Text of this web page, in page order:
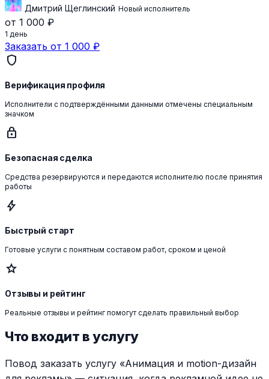
Дмитрий Щеглинский Новый исполнитель
от 1 000 ₽
1 день
Заказать от 1 000 ₽
shield
Верификация профиля
Исполнители с подтверждёнными данными отмечены специальным
значком
lock
Безопасная сделка
Средства резервируются и передаются исполнителю после принятия
работы
bolt
Быстрый старт
Готовые услуги с понятным составом работ, сроком и ценой
star
Отзывы и рейтинг
Реальные отзывы и рейтинг помогут сделать правильный выбор
Что входит в услугу
Повод заказать услугу «Анимация и motion-дизайн